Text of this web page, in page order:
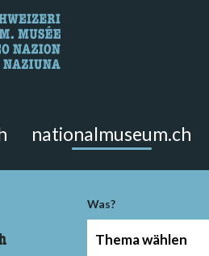
der Seite suchen.
nationalmuseum.ch
Was?
Thema wählen